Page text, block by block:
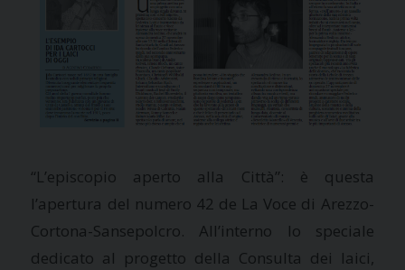
“L’episcopio aperto alla Città”: è questa
l’apertura del numero 42 de La Voce di Arezzo-
Cortona-Sansepolcro. All’interno lo speciale
dedicato al progetto della Consulta dei laici,